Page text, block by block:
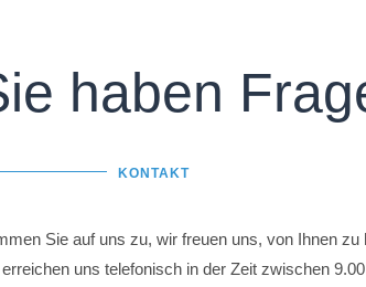
haben
KONTAKT
Sie auf uns zu, wir freuen uns, von Ihnen zu
erreichen uns telefonisch in der Zeit zwischen